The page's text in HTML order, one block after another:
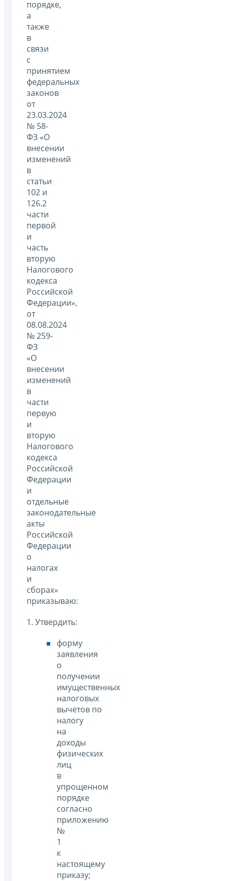
порядке,
а
также
в
связи
с
принятием
федеральных
законов
от
23.03.2024
№ 58-
ФЗ «О
внесении
изменений
в
статьи
102 и
126.2
части
первой
и
часть
вторую
Налогового
кодекса
Российской
Федерации»,
от
08.08.2024
№ 259-
ФЗ
«О
внесении
изменений
в
части
первую
и
вторую
Налогового
кодекса
Российской
Федерации
и
отдельные
законодательные
акты
Российской
Федерации
о
налогах
и
сборах»
приказываю:
1. Утвердить:
форму
заявления
о
получении
имущественных
налоговых
вычетов по
налогу
на
доходы
физических
лиц
в
упрощенном
порядке
согласно
приложению
№
1
к
настоящему
приказу;